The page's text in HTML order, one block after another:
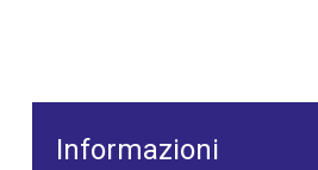
Informazioni